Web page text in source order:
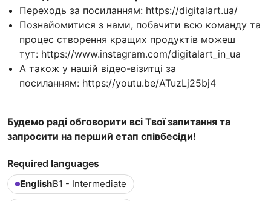
Переходь за посиланням: https://digitalart.ua/
Познайомитися з нами, побачити всю команду та
процес створення кращих продуктів можеш
тут: https://www.instagram.com/digitalart_in_ua
А також у нашій відео-візитці за
посиланням: https://youtu.be/ATuzLj25bj4
Будемо раді обговорити всі Твої запитання та
запросити на перший етап співбесіди!
Required languages
EnglishB1 - Intermediate